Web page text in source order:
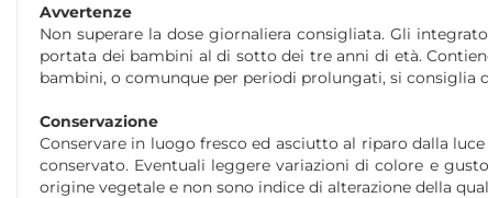
Avvertenze
Non superare la dose giornaliera consigliata. Gli
portata dei bambini al di sotto dei tre anni di età.
bambini, o comunque per periodi prolungati, si consiglia
Conservazione
Conservare in luogo fresco ed asciutto al riparo dalla
conservato. Eventuali leggere variazioni di colore e
origine vegetale e non sono indice di alterazione della